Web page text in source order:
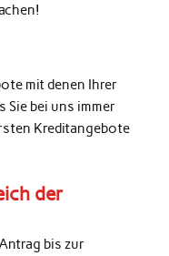
mit denen Ihrer
Sie bei uns immer
Kreditangebote
der
bis zur